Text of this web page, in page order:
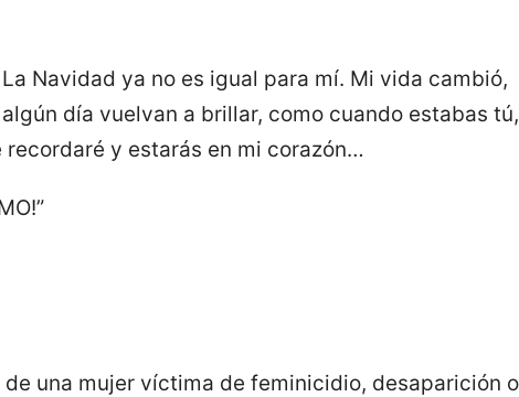
Navidad ya no es igual para mí. Mi vida cambió,
día vuelvan a brillar, como cuando estabas tú,
y estarás en mi corazón…
una mujer víctima de feminicidio, desaparición o